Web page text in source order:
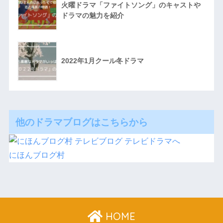
火曜ドラマ「ファイトソング」のキャストや
ドラマの魅力を紹介
2022年1月クール冬ドラマ
他のドラマブログはこちらから
にほんブログ村
HOME